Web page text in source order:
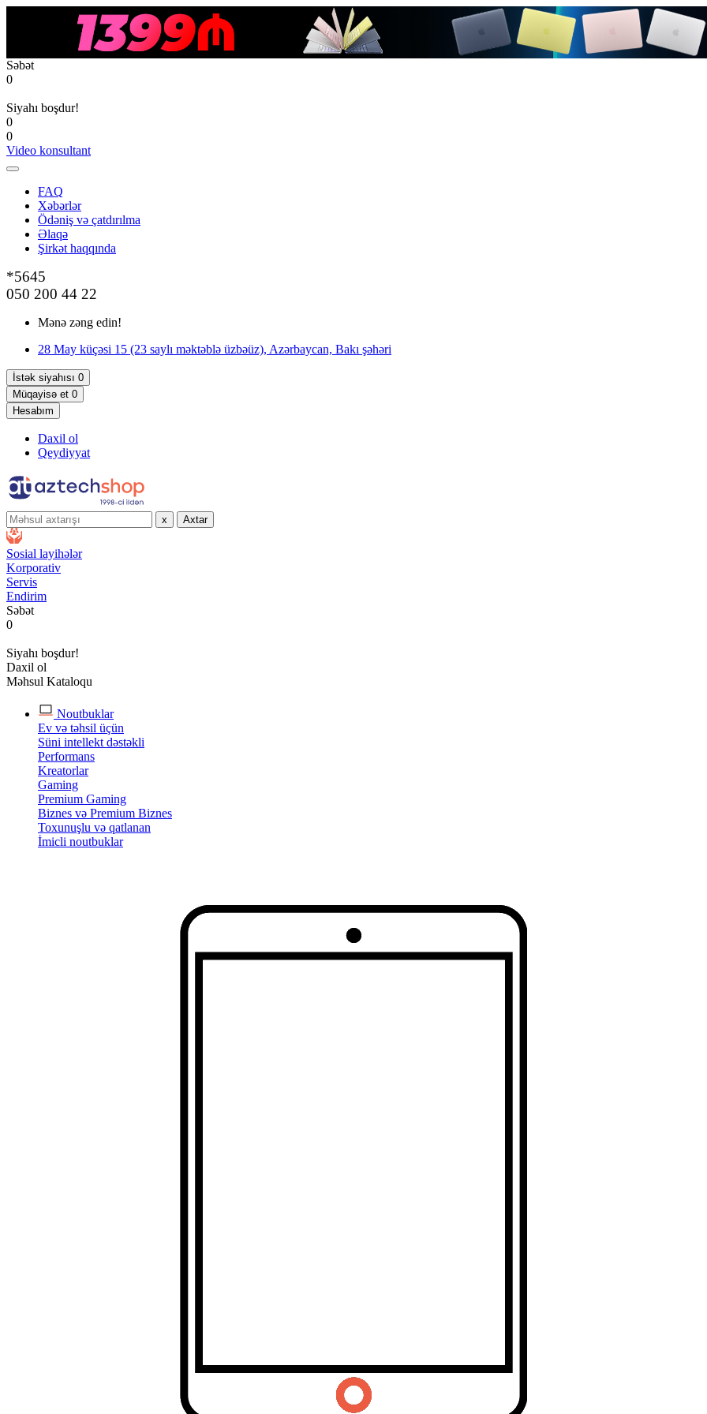
Səbət
0
Siyahı boşdur!
0
0
Video konsultant
FAQ
Xəbərlər
Ödəniş və çatdırılma
Əlaqə
Şirkət haqqında
*5645
050 200 44 22
Mənə zəng edin!
28 May küçəsi 15 (23 saylı məktəblə üzbəüz), Azərbaycan, Bakı şəhəri
İstək siyahısı 0
Müqayisə et 0
Hesabım
Daxil ol
Qeydiyyat
x Axtar
Sosial layihələr
Korporativ
Servis
Endirim
Səbət
0
Siyahı boşdur!
Daxil ol
Məhsul Kataloqu
Noutbuklar
Ev və təhsil üçün
Süni intellekt dəstəkli
Performans
Kreatorlar
Gaming
Premium Gaming
Biznes və Premium Biznes
Toxunuşlu və qatlanan
İmicli noutbuklar